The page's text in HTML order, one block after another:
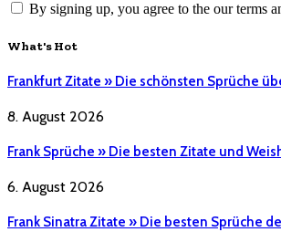
By signing up, you agree to the our terms
What's Hot
Frankfurt Zitate » Die schönsten Sprüche
8. August 2026
Frank Sprüche » Die besten Zitate und
6. August 2026
Frank Sinatra Zitate » Die besten Sprüche